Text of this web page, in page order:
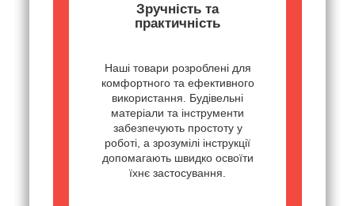
Зручність та
практичність
Наші товари розроблені для
комфортного та ефективного
використання. Будівельні
матеріали та інструменти
забезпечують простоту у
роботі, а зрозумілі інструкції
допомагають швидко освоїти
їхнє застосування.